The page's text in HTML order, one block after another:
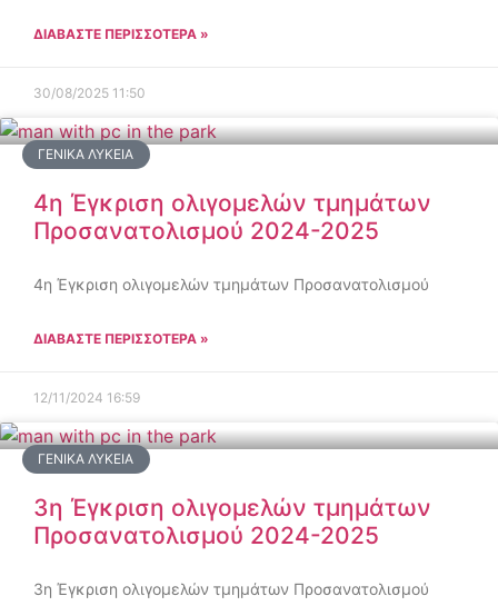
ΔΙΑΒΑΣΤΕ ΠΕΡΙΣΣΟΤΕΡΑ »
30/08/2025 11:50
ΓΕΝΙΚΆ ΛΎΚΕΙΑ
4η Έγκριση ολιγομελών τμημάτων
Προσανατολισμού 2024-2025
4η Έγκριση ολιγομελών τμημάτων Προσανατολισμού
ΔΙΑΒΑΣΤΕ ΠΕΡΙΣΣΟΤΕΡΑ »
12/11/2024 16:59
ΓΕΝΙΚΆ ΛΎΚΕΙΑ
3η Έγκριση ολιγομελών τμημάτων
Προσανατολισμού 2024-2025
3η Έγκριση ολιγομελών τμημάτων Προσανατολισμού